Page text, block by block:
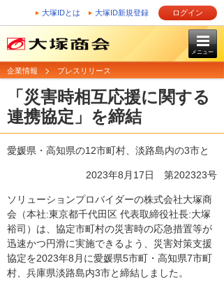
大塚IDとは 大塚ID新規登録 ログイン
メニュー
企業情報 プレスリリース
「災害時相互応援に関する
連携協定」を締結
愛媛県・高知県の12市町村、淡路島内の3市と
2023年8月17日 第202323号
ソリューションプロバイダーの株式会社大塚商
会（本社:東京都千代田区 代表取締役社長:大塚
裕司）は、協定市町村の災害時の応急措置等が
迅速かつ円滑に実施できるよう、災害対策支援
協定を2023年8月に愛媛県5市町・高知県7市町
村、兵庫県淡路島内3市と締結しました。